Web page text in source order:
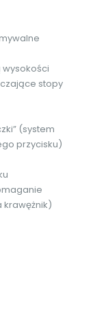
stopy
(system
przycisku)